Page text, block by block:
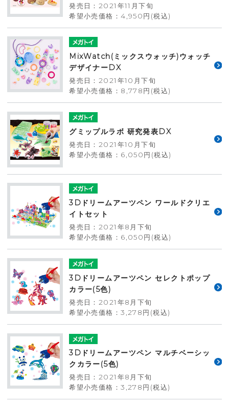
発売日：2021年11月下旬
希望小売価格：4,950円(税込)
MixWatch(ミックスウォッチ)ウォッチ
デザイナーDX
発売日：2021年10月下旬
希望小売価格：8,778円(税込)
グミップルラボ 研究発表DX
発売日：2021年10月下旬
希望小売価格：6,050円(税込)
3Dドリームアーツペン ワールドクリエ
イトセット
発売日：2021年8月下旬
希望小売価格：6,050円(税込)
3Dドリームアーツペン セレクトポップ
カラー(5色)
発売日：2021年8月下旬
希望小売価格：3,278円(税込)
3Dドリームアーツペン マルチベーシッ
クカラー(5色)
発売日：2021年8月下旬
希望小売価格：3,278円(税込)